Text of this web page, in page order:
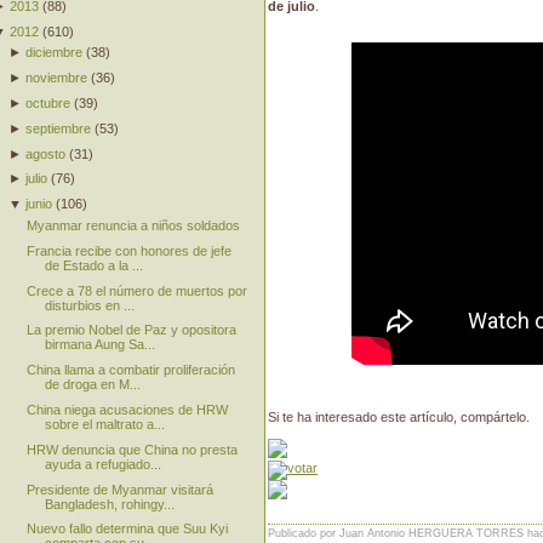
de julio
Si te ha interesado este artículo, compártelo.
Publicado por Juan Antonio HERGUERA TORRES
2013 (88)
2012 (610)
►diciembre (38)
►noviembre (36)
►octubre (39)
►septiembre (53)
►agosto (31)
►julio (76)
▼junio (106)
Myanmar renuncia a niños soldados
Francia recibe con honores de jefe
de Estado a la ...
Crece a 78 el número de muertos por
disturbios en ...
La premio Nobel de Paz y opositora
birmana Aung Sa...
China llama a combatir proliferación
de droga en M...
China niega acusaciones de HRW
sobre el maltrato a...
HRW denuncia que China no presta
ayuda a refugiado...
Presidente de Myanmar visitará
Bangladesh, rohingy...
Nuevo fallo determina que Suu Kyi